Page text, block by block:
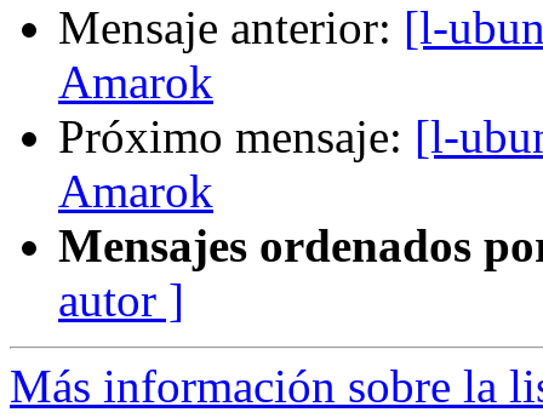
Mensaje anterior: [l-
Amarok
Próximo mensaje: [l-
Amarok
Mensajes ordenados
autor ]
Más información sobre la